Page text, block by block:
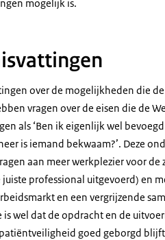
mogelijk is.
over de mogelijkheden die
vragen over de eisen die de
als ‘Ben ik eigenlijk wel
is iemand bekwaam?’. Deze
aan meer werkplezier voor de
professional uitgevoerd) en
en een vergrijzende
wel dat de opdracht en de
goed geborgd